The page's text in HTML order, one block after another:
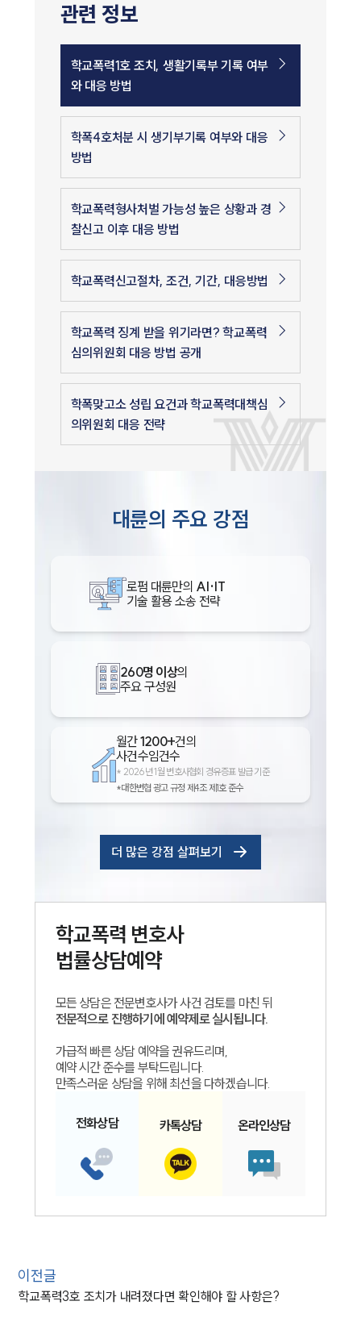
관련 정보
학교폭력1호 조치, 생활기록부 기록 여부
와 대응 방법
학폭4호처분 시 생기부기록 여부와 대응
방법
학교폭력형사처벌 가능성 높은 상황과 경
찰신고 이후 대응 방법
학교폭력신고절차, 조건, 기간, 대응방법
학교폭력 징계 받을 위기라면? 학교폭력
심의위원회 대응 방법 공개
학폭맞고소 성립 요건과 학교폭력대책심
의위원회 대응 전략
대륜의 주요 강점
로펌 대륜만의 AI·IT
기술 활용 소송 전략
260명 이상의
주요 구성원
월간1200+건의
사건수임건수
* 2026년 1월 변호사협회 경유증표 발급 기준
*대한변협 광고 규정 제4조 제1호 준수
더 많은 강점 살펴보기
학교폭력 변호사
법률상담예약
모든 상담은 전문변호사가 사건 검토를 마친 뒤
전문적으로 진행하기에 예약제로 실시됩니다.
가급적 빠른 상담 예약을 권유드리며,
예약 시간 준수를 부탁드립니다.
만족스러운 상담을 위해 최선을 다하겠습니다.
전화상담 카톡상담 온라인상담
이전글
학교폭력3호 조치가 내려졌다면 확인해야 할 사항은?